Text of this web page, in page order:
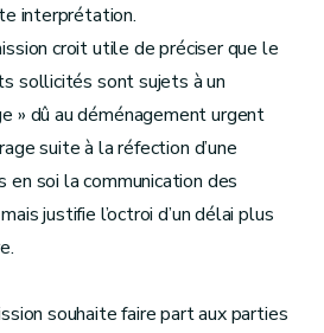
interprétation.
croit utile de préciser que le
sollicités sont sujets à un
» dû au déménagement urgent
suite à la réfection d’une
en soi la communication des
justifie l’octroi d’un délai plus
souhaite faire part aux parties